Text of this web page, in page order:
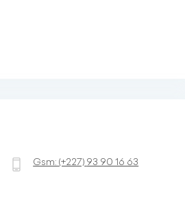
Gsm:(+227) 93 90 16 63